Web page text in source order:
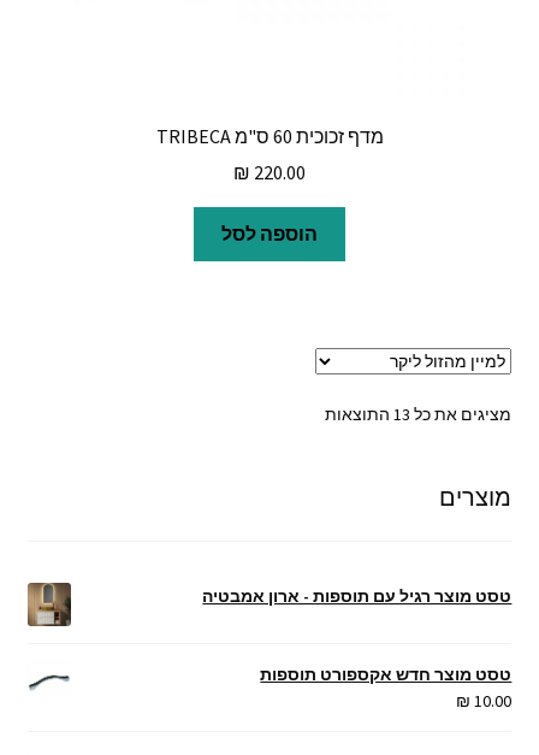
מדף זכוכית 60 ס"מ TRIBECA
₪ 220.00
הוספה לסל
מציגים את כל ⁦13⁩ התוצאות
ממוין
מוצרים
טסט מוצר רגיל עם תוספות - ארון אמבטיה
טסט מוצר חדש אקספורט תוספות
₪ 10.00